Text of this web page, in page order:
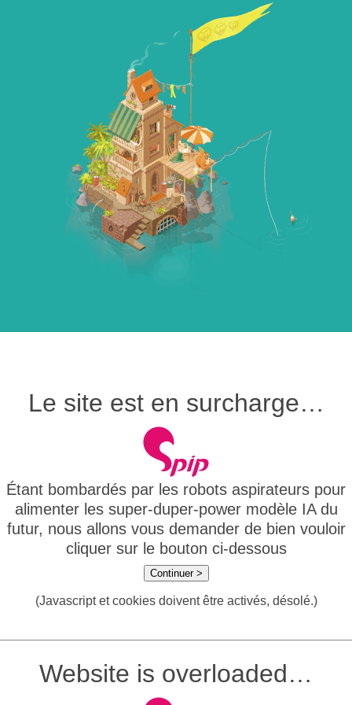
Le site est en surcharge…
Étant bombardés par les robots aspirateurs pour
alimenter les super-duper-power modèle IA du
futur, nous allons vous demander de bien vouloir
cliquer sur le bouton ci-dessous
Continuer >
(Javascript et cookies doivent être activés, désolé.)
Website is overloaded…